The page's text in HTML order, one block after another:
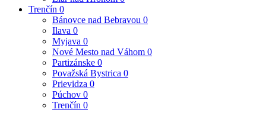
Trenčín 0
Bánovce nad Bebravou 0
Ilava 0
Myjava 0
Nové Mesto nad Váhom 0
Partizánske 0
Považská Bystrica 0
Prievidza 0
Púchov 0
Trenčín 0